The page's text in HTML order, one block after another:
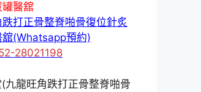
罐醫舘
打正骨整脊啪骨復位針炙
舘(Whatsapp預約)
28021198